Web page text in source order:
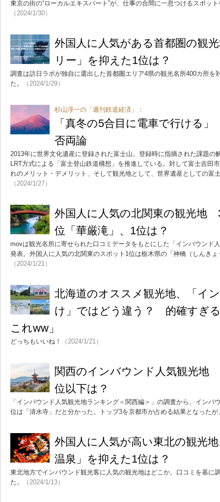
東京の街の“ローカルエキスパート”が、仕事の合間に一息つけるスポッ
（2024/1/30）
外国人に人気がある首都圏の観
リー」を抑えた1位は？
調査は訪日ラボが独自に選出した首都圏エリア4県の観光名所400カ所を
た。
（2024/1/29）
杉山淳一の「週刊鉄道経済」：
「真冬の5合目に電車で行ける
否両論
2013年に世界文化遺産に登録された富士山。登録時に指摘された課題の
LRT方式による「富士登山鉄道構想」を推進している。対して富士吉田
れのメリット・デメリット、そして観光地として、世界遺産としての富
（2024/1/27）
外国人に人気の北関東の観光地
位「華厳滝」、1位は？
movは観光名所に寄せられた口コミデータをもとにした「インバウンド
発表。外国人に人気の北関東のスポット1位は栃木県の「神橋（しんき
（2024/1/21）
北海道のオススメ観光地、「イ
け」ではどう違う？ 的確すぎ
これww」
どっちもいいね！ （2024/1/21）
関西のインバウンド人気観光地
位以下は？
「インバウンド人気観光地ランキング＜関西編＞」の調査から、インバ
位は「清水寺」だと分かった。トップ3を京都市が占める結果となったが
外国人に人気が高い東北の観光
温泉」を抑えた1位は？
東北地方でインバウンド観光客に人気の観光地はどこか。口コミを基に
た。
（2024/1/13）